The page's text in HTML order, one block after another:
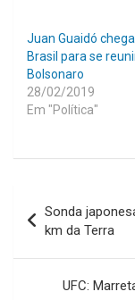
Juan Guaidó
Brasil para se
Bolsonaro
28/02/2019
Em "Política"
de
Post
Sonda
km da Terra
UFC: